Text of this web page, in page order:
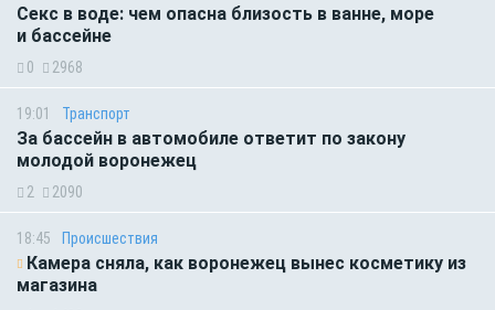
Секс в воде: чем опасна близость в ванне, море
и бассейне
0 2968
19:01 Транспорт
За бассейн в автомобиле ответит по закону
молодой воронежец
2 2090
18:45 Происшествия
Камера сняла, как воронежец вынес косметику из
магазина